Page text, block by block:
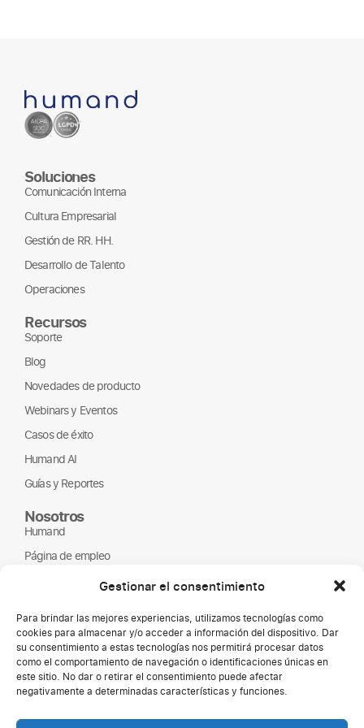
Gestionar el consentimiento
Para brindar las mejores experiencias, utilizamos tecnologías como
cookies para almacenar y/o acceder a información del dispositivo. Dar
su consentimiento a estas tecnologías nos permitirá procesar datos
como el comportamiento de navegación o identificaciones únicas en
este sitio. No dar o retirar el consentimiento puede afectar
negativamente a determinadas características y funciones.
Soluciones
Comunicación Interna
Cultura Empresarial
Gestión de RR. HH.
Desarrollo de Talento
Operaciones
Recursos
Soporte
Blog
Novedades de producto
Webinars y Eventos
Casos de éxito
Humand AI
Guías y Reportes
Nosotros
Humand
Página de empleo